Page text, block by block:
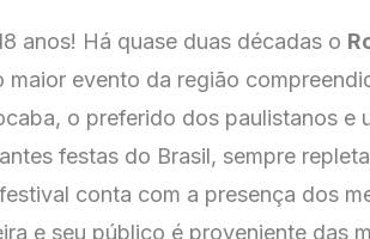
anos! Há quase duas décadas o
maior evento da região
o preferido dos paulistanos e
festas do Brasil, sempre
conta com a presença dos
e seu público é proveniente das